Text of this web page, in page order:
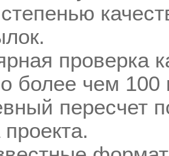
проверка
более чем 100
пересчет